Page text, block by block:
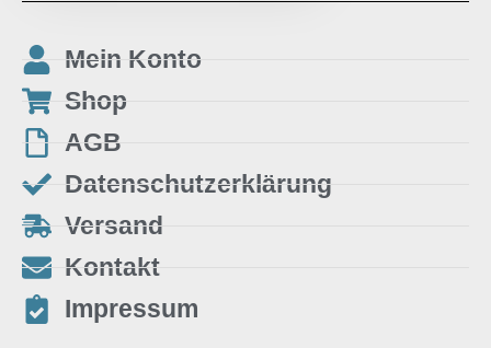
Mein Konto
Shop
AGB
Datenschutzerklärung
Versand
Kontakt
Impressum